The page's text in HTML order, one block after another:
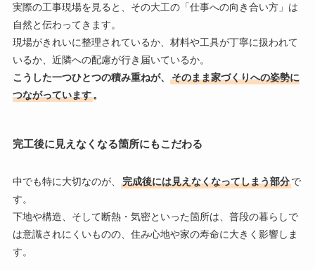
実際の工事現場を見ると、その大工の「仕事への向き合い方」は
自然と伝わってきます。
現場がきれいに整理されているか、材料や工具が丁寧に扱われて
いるか、近隣への配慮が行き届いているか。
こうした一つひとつの積み重ねが、
そのまま家づくりへの姿勢に
つながっています。
完工後に見えなくなる箇所にもこだわる
中でも特に大切なのが、 完成後には見えなくなってしまう部分で
す。
下地や構造、そして断熱・気密といった箇所は、普段の暮らしで
は意識されにくいものの、住み心地や家の寿命に大きく影響しま
す。